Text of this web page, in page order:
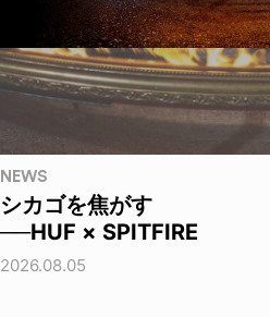
NEWS
シカゴを焦がす
──HUF × SPITFIRE
2026.08.05